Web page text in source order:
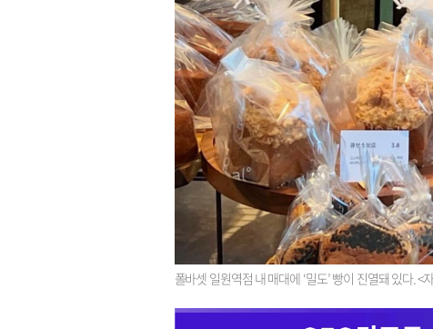
폴바셋 일원역점 내 매대에 ‘밀도’ 빵이 진열돼 있다.